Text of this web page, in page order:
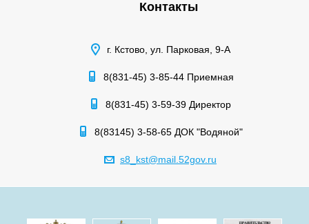
Контакты
г. Кстово, ул. Парковая, 9-А
8(831-45) 3-85-44 Приемная
8(831-45) 3-59-39 Директор
8(83145) 3-58-65 ДОК "Водяной"
s8_kst@mail.52gov.ru